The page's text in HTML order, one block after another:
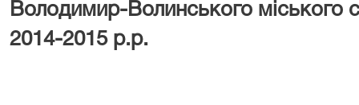
Володимир-Волинського міського
2014-2015 р.р.